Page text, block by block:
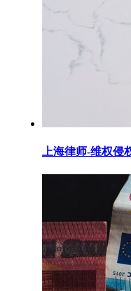
上海律师-维权侵